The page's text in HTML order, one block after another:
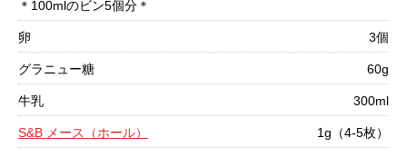
＊100mlのビン5個分＊
卵 3個
グラニュー糖 60g
牛乳 300ml
S&B メース（ホール） 1g（4-5枚）